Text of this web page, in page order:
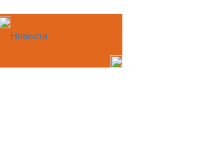
Новости